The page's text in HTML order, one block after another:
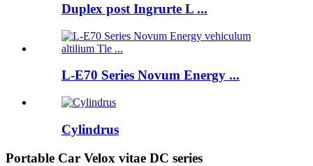
Duplex post Ingrurte L ...
L-E70 Series Novum Energy ...
Cylindrus
Portable Car Velox vitae DC series